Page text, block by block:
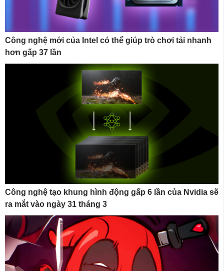
Công nghệ mới của Intel có thể giúp trò chơi tải nhanh
hơn gấp 37 lần
Công nghệ tạo khung hình động gấp 6 lần của Nvidia sẽ
ra mắt vào ngày 31 tháng 3